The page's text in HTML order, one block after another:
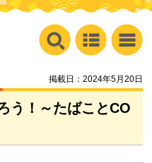
掲載日：2024年5月20日
う！～たばことCO